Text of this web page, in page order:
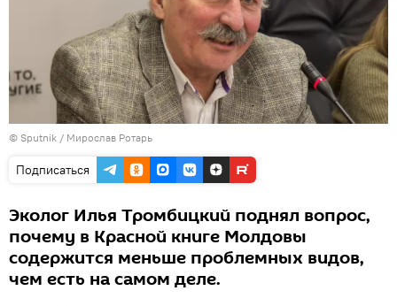
© Sputnik / Мирослав Ротарь
Подписаться
Эколог Илья Тромбицкий поднял вопрос,
почему в Красной книге Молдовы
содержится меньше проблемных видов,
чем есть на самом деле.